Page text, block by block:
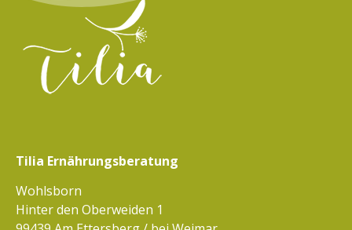
Tilia Ernährungsberatung
Wohlsborn
Hinter den Oberweiden 1